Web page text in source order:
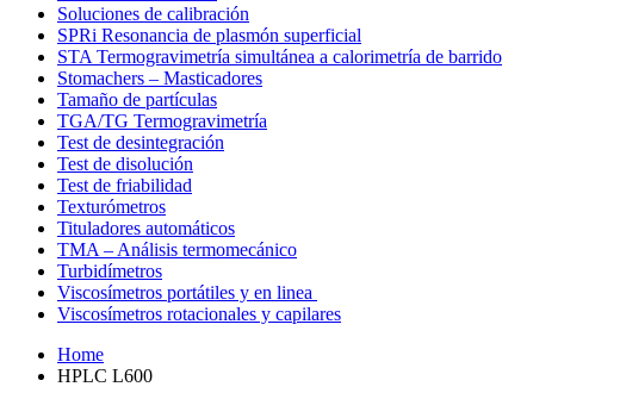
Soluciones de calibración
SPRi Resonancia de plasmón superficial
STA Termogravimetría simultánea a calorimetría de barrido
Stomachers – Masticadores
Tamaño de partículas
TGA/TG Termogravimetría
Test de desintegración
Test de disolución
Test de friabilidad
Texturómetros
Tituladores automáticos
TMA – Análisis termomecánico
Turbidímetros
Viscosímetros portátiles y en linea
Viscosímetros rotacionales y capilares
Home
HPLC L600